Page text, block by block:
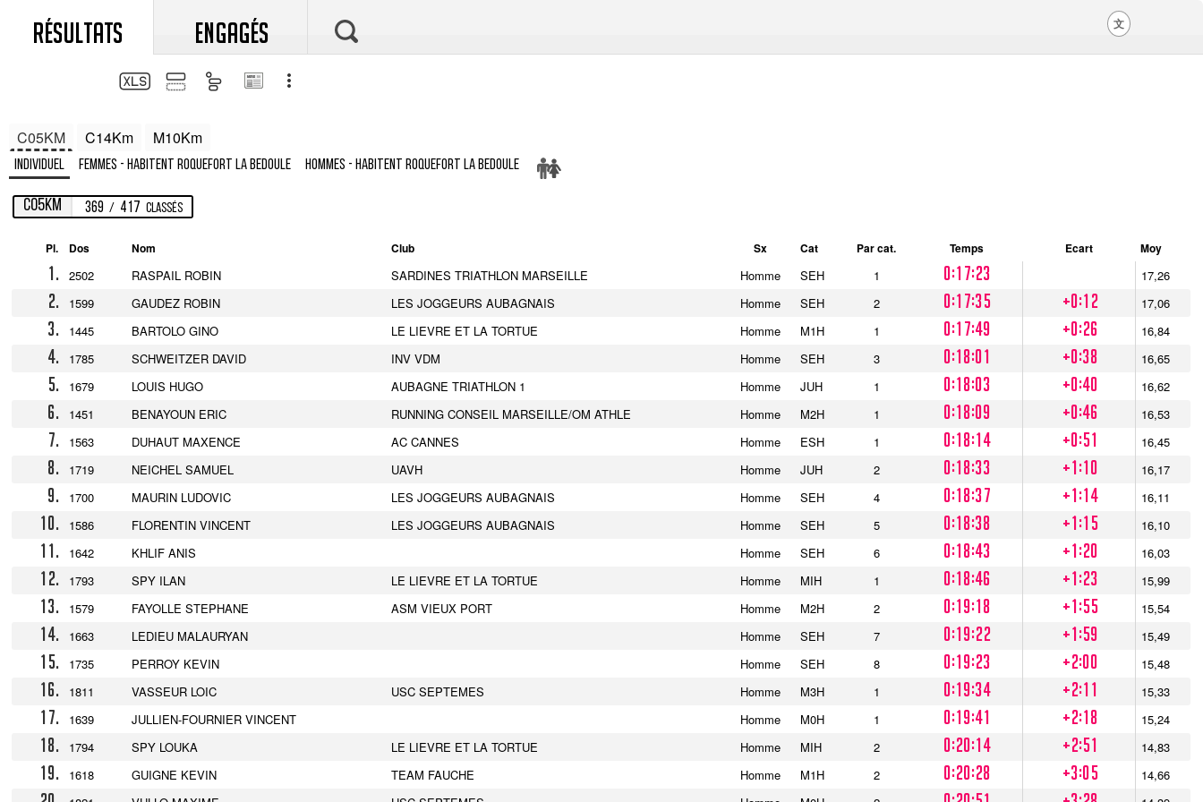
RÉSULTATS ENGAGÉS 文
C05KM C14Km M10Km
Individuel Femmes - Habitent Roquefort La Bedoule Hommes - Habitent Roquefort La Bedoule
C05KM 369 / 417 Classés
Pl. Dos Nom Club Sx Cat Par cat. Temps Ecart Moy
1. 2502 RASPAIL ROBIN SARDINES TRIATHLON MARSEILLE Homme SEH 1 0:17:23 17,26
2. 1599 GAUDEZ ROBIN LES JOGGEURS AUBAGNAIS Homme SEH 2 0:17:35 +0:12 17,06
3. 1445 BARTOLO GINO LE LIEVRE ET LA TORTUE Homme M1H 1 0:17:49 +0:26 16,84
4. 1785 SCHWEITZER DAVID INV VDM Homme SEH 3 0:18:01 +0:38 16,65
5. 1679 LOUIS HUGO AUBAGNE TRIATHLON 1 Homme JUH 1 0:18:03 +0:40 16,62
6. 1451 BENAYOUN ERIC RUNNING CONSEIL MARSEILLE/OM ATHLE Homme M2H 1 0:18:09 +0:46 16,53
7. 1563 DUHAUT MAXENCE AC CANNES Homme ESH 1 0:18:14 +0:51 16,45
8. 1719 NEICHEL SAMUEL UAVH Homme JUH 2 0:18:33 +1:10 16,17
9. 1700 MAURIN LUDOVIC LES JOGGEURS AUBAGNAIS Homme SEH 4 0:18:37 +1:14 16,11
10. 1586 FLORENTIN VINCENT LES JOGGEURS AUBAGNAIS Homme SEH 5 0:18:38 +1:15 16,10
11. 1642 KHLIF ANIS Homme SEH 6 0:18:43 +1:20 16,03
12. 1793 SPY ILAN LE LIEVRE ET LA TORTUE Homme MIH 1 0:18:46 +1:23 15,99
13. 1579 FAYOLLE STEPHANE ASM VIEUX PORT Homme M2H 2 0:19:18 +1:55 15,54
14. 1663 LEDIEU MALAURYAN Homme SEH 7 0:19:22 +1:59 15,49
15. 1735 PERROY KEVIN Homme SEH 8 0:19:23 +2:00 15,48
16. 1811 VASSEUR LOIC USC SEPTEMES Homme M3H 1 0:19:34 +2:11 15,33
17. 1639 JULLIEN-FOURNIER VINCENT Homme M0H 1 0:19:41 +2:18 15,24
18. 1794 SPY LOUKA LE LIEVRE ET LA TORTUE Homme MIH 2 0:20:14 +2:51 14,83
19. 1618 GUIGNE KEVIN TEAM FAUCHE Homme M1H 2 0:20:28 +3:05 14,66